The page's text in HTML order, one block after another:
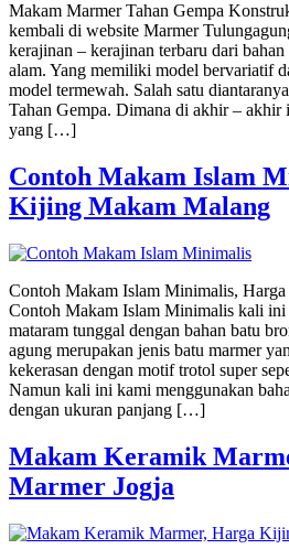
Makam Marmer Tahan Gempa
kembali di website Marmer
kerajinan – kerajinan terbaru dari
alam. Yang memiliki model bervariatif
model termewah. Salah satu
Tahan Gempa. Dimana di akhir – akhir
yang […]
Contoh Makam Islam
Kijing Makam Malang
Contoh Makam Islam Minimalis,
Contoh Makam Islam Minimalis kali ini
mataram tunggal dengan bahan batu
agung merupakan jenis batu marmer
kekerasan dengan motif trotol super
Namun kali ini kami menggunakan
dengan ukuran panjang […]
Makam Keramik
Marmer Jogja